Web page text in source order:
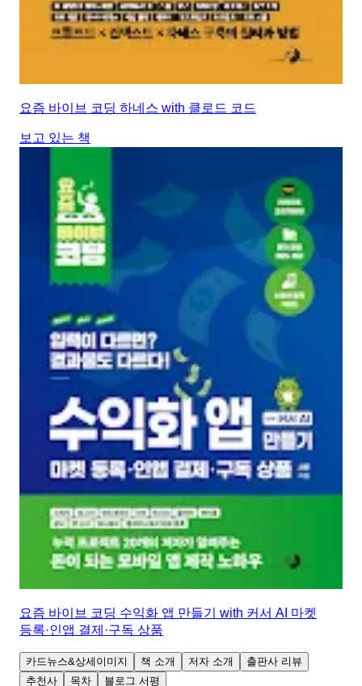
요즘 바이브 코딩 하네스 with 클로드 코드
보고 있는 책
요즘 바이브 코딩 수익화 앱 만들기 with 커서 AI 마켓
등록·인앱 결제·구독 상품
카드뉴스&상세이미지 책 소개 저자 소개
출판사 리뷰
추천사
목차 블로그 서평